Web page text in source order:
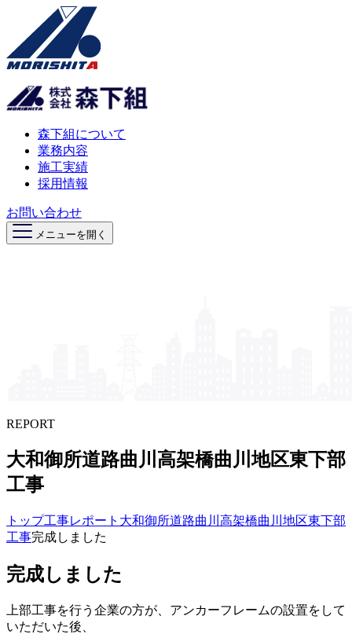
森下組について
業務内容
施工実績
採用情報
お問い合わせ
メニューを開く
REPORT
大和御所道路曲川高架橋曲川地区東下部​
工事
トップ工事レポート 大和御所道路曲川高架橋曲川地区東下部
工事完成しました
完成しました
上部工事を行う企業の方が、アンカーフレームの設置をして
いただいた後、